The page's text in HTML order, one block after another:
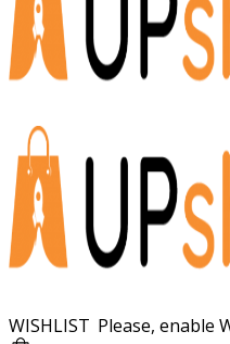
WISHLIST Please, enable